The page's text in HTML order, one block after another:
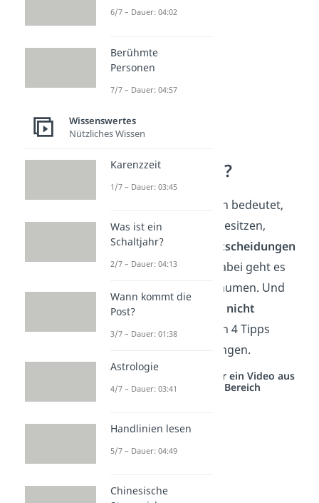
minimalistisch?
Minimalistisch zu leben bedeutet,
nicht nur weniger zu besitzen,
sondernbewusste Entscheidungen
im Alltag zu treffen. Dabei geht es
um mehr als nur Aufräumen. Und
das Beste daran: Es ist nicht
kompliziert. Mit diesen 4 Tipps
kannst du sofort anfangen.
Studyflix vernetzt: Hier ein Video aus
einem anderen Bereich
6/7 – Dauer: 04:02
Berühmte
Personen
7/7 – Dauer: 04:57
Wissenswertes
Nützliches Wissen
Karenzzeit
1/7 – Dauer: 03:45
Was ist ein
Schaltjahr?
2/7 – Dauer: 04:13
Wann kommt die
Post?
3/7 – Dauer: 01:38
Astrologie
4/7 – Dauer: 03:41
Handlinien lesen
5/7 – Dauer: 04:49
Chinesische